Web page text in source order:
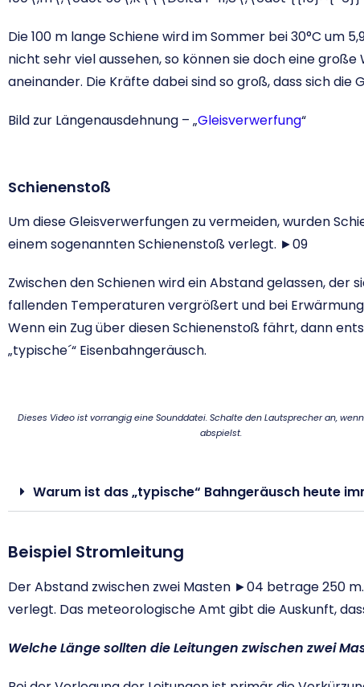
Die 100 m lange Schiene wird im Sommer bei 30°C um
nicht sehr viel aussehen, so können sie doch eine
aneinander. Die Kräfte dabei sind so groß, dass sich die
Bild zur Längenausdehnung – „Gleisverwerfung“
Schienenstoß
Um diese Gleisverwerfungen zu vermeiden, wurden
einem sogenannten Schienenstoß verlegt. ►09
Zwischen den Schienen wird ein Abstand gelassen, der
fallenden Temperaturen vergrößert und bei
Wenn ein Zug über diesen Schienenstoß fährt, dann
„typische´“ Eisenbahngeräusch.
Dieses Video ist vorrangig eine Sounddatei. Schalte den Lautsprecher an,
abspielst.
Warum ist das „typische“ Bahngeräusch heute
Beispiel Stromleitung
Der Abstand zwischen zwei Masten ►04 betrage 250
verlegt. Das meteorologische Amt gibt die Auskunft,
Welche Länge sollten die Leitungen zwischen zwei